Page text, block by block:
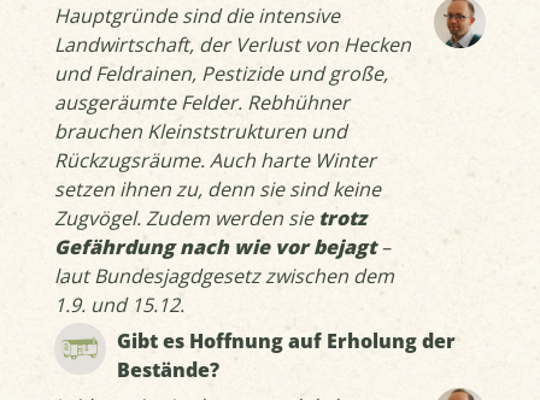
Hauptgründe sind die intensive
Landwirtschaft, der Verlust von Hecken
und Feldrainen, Pestizide und große,
ausgeräumte Felder. Rebhühner
brauchen Kleinststrukturen und
Rückzugsräume. Auch harte Winter
setzen ihnen zu, denn sie sind keine
Zugvögel. Zudem werden sie trotz
Gefährdung nach wie vor bejagt–
laut Bundesjagdgesetz zwischen dem
1.9. und 15.12.
Gibt es Hoffnung auf Erholung der
Bestände?